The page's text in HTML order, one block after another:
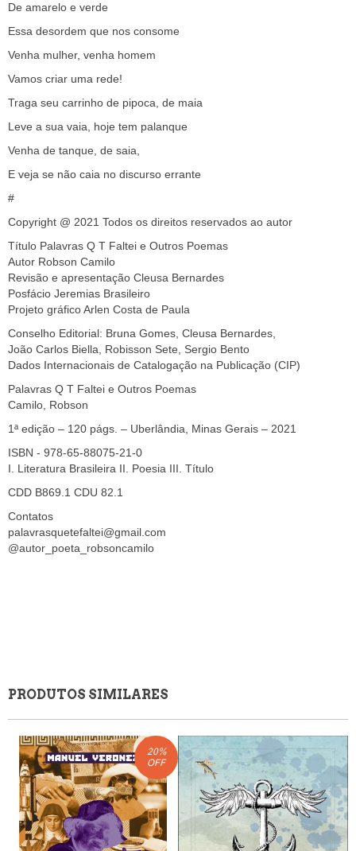
De amarelo e verde
Essa desordem que nos consome
Venha mulher, venha homem
Vamos criar uma rede!
Traga seu carrinho de pipoca, de maia
Leve a sua vaia, hoje tem palanque
Venha de tanque, de saia,
E veja se não caia no discurso errante
#
Copyright @ 2021 Todos os direitos reservados ao autor
Título Palavras Q T Faltei e Outros Poemas
Autor Robson Camilo
Revisão e apresentação Cleusa Bernardes
Posfácio Jeremias Brasileiro
Projeto gráfico Arlen Costa de Paula
Conselho Editorial: Bruna Gomes, Cleusa Bernardes,
João Carlos Biella, Robisson Sete, Sergio Bento
Dados Internacionais de Catalogação na Publicação (CIP)
Palavras Q T Faltei e Outros Poemas
Camilo, Robson
1ª edição – 120 págs. – Uberlândia, Minas Gerais – 2021
ISBN - 978-65-88075-21-0
I. Literatura Brasileira II. Poesia III. Título
CDD B869.1 CDU 82.1
Contatos
palavrasquetefaltei@gmail.com
@autor_poeta_robsoncamilo
PRODUTOS SIMILARES
20%
OFF